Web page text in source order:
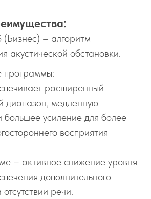
(Бизнес) – алгоритм
акустической обстановки.
программы:
расширенный
диапазон, медленную
усиление для более
восприятия
– активное снижение уровня
дополнительного
речи.